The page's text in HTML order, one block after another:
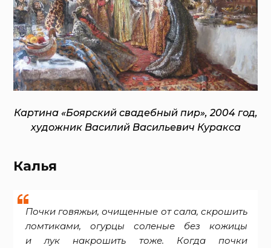
Картина «Боярский свадебный пир», 2004 год,
художник Василий Васильевич Куракса
Калья
Почки говяжьи, очищенные от сала, скрошить
ломтиками, огурцы соленые без кожицы
и лук накрошить тоже. Когда почки